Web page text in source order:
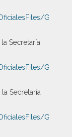
G
Secretaría
G
Secretaría
G